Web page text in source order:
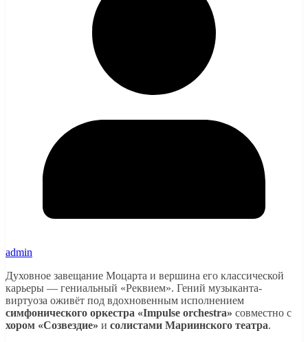
admin
Духовное завещание Моцарта и вершина его классической
карьеры — гениальный «Реквием». Гений музыканта-
виртуоза оживёт под вдохновенным исполнением
симфонического оркестра «Impulse orchestra» совместно с
хором «Созвездие» и солистами Мариинского театра.